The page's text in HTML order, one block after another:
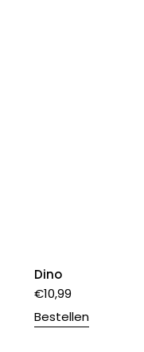
Dino
€10,99
Bestellen